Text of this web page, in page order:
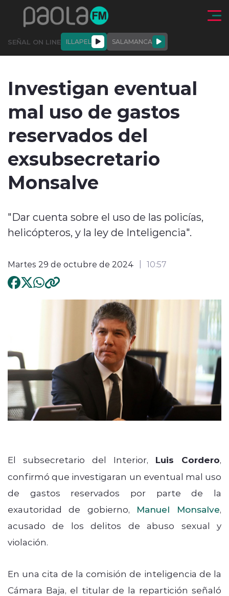
Click acá para ir directamente al contenido
SEÑAL ON LINE ILLAPEL SALAMANCA
ACTUALIDAD SOMOS
modo claro
Investigan eventual
mal uso de gastos
reservados del
exsubsecretario
Monsalve
"Dar cuenta sobre el uso de las policías,
helicópteros, y la ley de Inteligencia".
Martes 29 de octubre de 2024 10:57
El subsecretario del Interior, Luis Cordero,
confirmó que investigaran un eventual mal uso
de gastos reservados por parte de la
exautoridad de gobierno,
Manuel Monsalve,
acusado de los delitos de abuso sexual y
violación.
En una cita de la comisión de inteligencia de la
Cámara Baja, el titular de la repartición señaló